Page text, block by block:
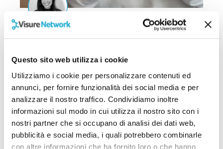
Questo sito web utilizza i cookie
Utilizziamo i cookie per personalizzare contenuti ed
annunci, per fornire funzionalità dei social media e per
analizzare il nostro traffico. Condividiamo inoltre
informazioni sul modo in cui utilizza il nostro sito con i
nostri partner che si occupano di analisi dei dati web,
pubblicità e social media, i quali potrebbero combinarle
con altre informazioni che ha fornito loro o che hanno
Affiliati?
VisureNetwork® è un progetto ambizioso
che si pone l’obiettivo di rivoluzionare il
sistema di accesso ai dati, per...
23/09/2021